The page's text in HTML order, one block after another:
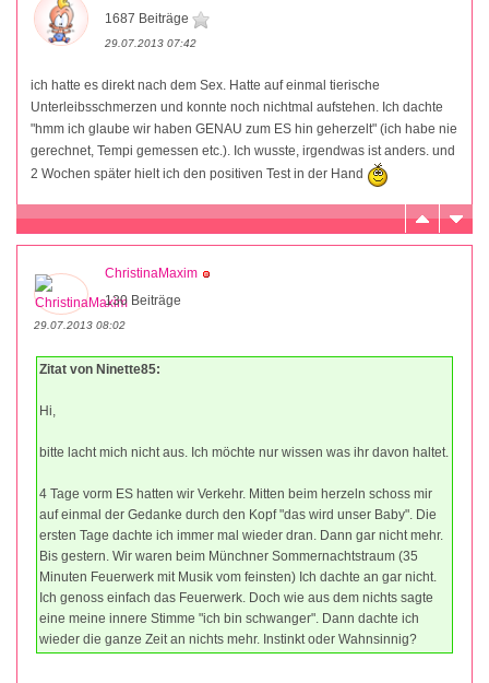
1687 Beiträge
29.07.2013 07:42
ich hatte es direkt nach dem Sex. Hatte auf einmal tierische
Unterleibsschmerzen und konnte noch nichtmal aufstehen. Ich dachte
"hmm ich glaube wir haben GENAU zum ES hin geherzelt" (ich habe nie
gerechnet, Tempi gemessen etc.). Ich wusste, irgendwas ist anders. und
2 Wochen später hielt ich den positiven Test in der Hand
ChristinaMaxim
130 Beiträge
29.07.2013 08:02
Zitat von Ninette85:
Hi,
bitte lacht mich nicht aus. Ich möchte nur wissen was ihr davon haltet.
4 Tage vorm ES hatten wir Verkehr. Mitten beim herzeln schoss mir
auf einmal der Gedanke durch den Kopf "das wird unser Baby". Die
ersten Tage dachte ich immer mal wieder dran. Dann gar nicht mehr.
Bis gestern. Wir waren beim Münchner Sommernachtstraum (35
Minuten Feuerwerk mit Musik vom feinsten) Ich dachte an gar nicht.
Ich genoss einfach das Feuerwerk. Doch wie aus dem nichts sagte
eine meine innere Stimme "ich bin schwanger". Dann dachte ich
wieder die ganze Zeit an nichts mehr. Instinkt oder Wahnsinnig?